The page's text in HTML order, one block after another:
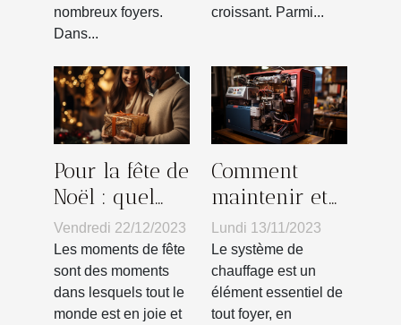
nombreux foyers.
Dans...
croissant. Parmi...
Pour la fête de
Noël : quel
cadeau peut-
on offrir à un
proche ?
Vendredi 22/12/2023
Les moments de fête
sont des moments
dans lesquels tout le
monde est en joie et
Comment
maintenir et
réparer votre
système de
chauffage : un
guide
Lundi 13/11/2023
Le système de
chauffage est un
élément essentiel de
tout foyer, en